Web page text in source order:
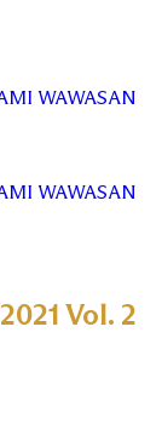
WAWASAN
WAWASAN
Vol. 2